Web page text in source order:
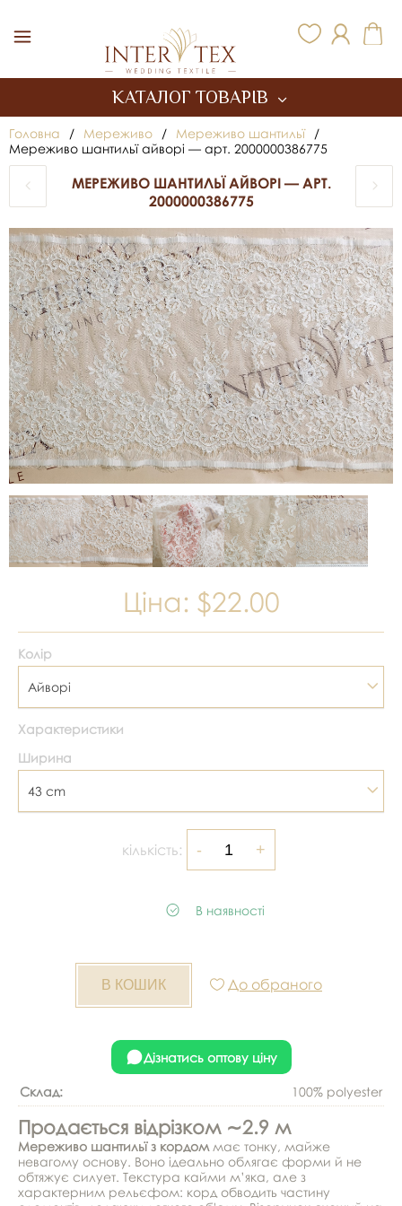
КАТАЛОГ ТОВАРІВ
Головна / Мереживо / Мереживо шантильї
/
Мереживо шантильї айворі — арт. 2000000386775
МЕРЕЖИВО ШАНТИЛЬЇ АЙВОРІ — АРТ.
2000000386775
Ціна: $22.00
Колір
Айворі
Характеристики
Ширина
43 cm
кількість:
В наявності
До обраного
Дізнатись оптову ціну
Склад: 100% polyester
Продається відрізком ∼2.9 м
Мереживо шантильї з кордоммає тонку, майже
невагому основу. Воно ідеально облягає форми й не
обтяжує силует. Текстура кайми м’яка, але з
характерним рельєфом: корд обводить частину